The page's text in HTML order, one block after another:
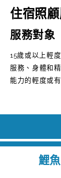
住宿照
服務對象
15歲或以上輕
服務、身體和
能力的輕度或
鯉